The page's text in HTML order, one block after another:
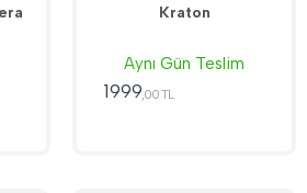
Kraton
Aynı Gün Teslim
1999,00 TL